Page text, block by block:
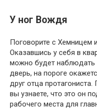
У ног Вождя
Поговорите с Хемницем
Оказавшись у себя в
можно будет наблюдать
дверь, на пороге
друг отца
вы узнаете, что это он
рабочего места для